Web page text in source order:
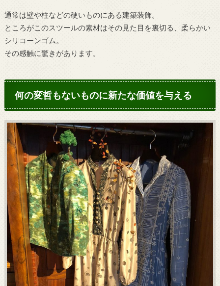
通常は壁や柱などの硬いものにある建築装飾。
ところがこのスツールの素材はその見た目を裏切る、柔らかい
シリコーンゴム。
その感触に驚きがあります。
何の変哲もないものに新たな価値を与える